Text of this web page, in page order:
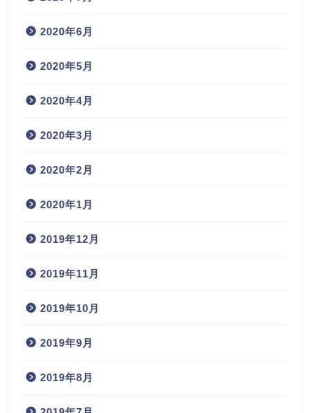
2020年6月
2020年5月
2020年4月
2020年3月
2020年2月
2020年1月
2019年12月
2019年11月
2019年10月
2019年9月
2019年8月